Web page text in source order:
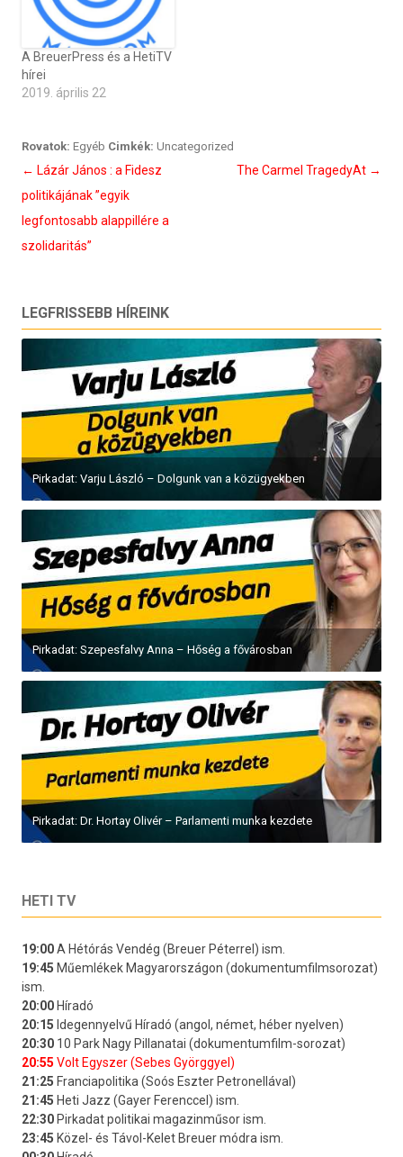
A BreuerPress és a HetiTV
hírei
2019. április 22
Rovatok: Egyéb Cimkék: Uncategorized
Bejegyzés
navigáció
← Lázár János : a Fidesz
politikájának ”egyik
legfontosabb alappillére a
szolidaritás”
The Carmel TragedyAt →
LEGFRISSEBB HÍREINK
Pirkadat: Varju László – Dolgunk van a közügyekben
Pirkadat: Szepesfalvy Anna – Hőség a fővárosban
Pirkadat: Dr. Hortay Olivér – Parlamenti munka kezdete
HETI TV